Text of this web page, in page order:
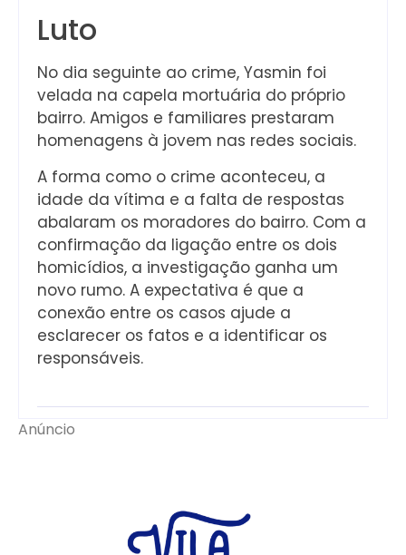
Luto
No dia seguinte ao crime, Yasmin foi
velada na capela mortuária do próprio
bairro. Amigos e familiares prestaram
homenagens à jovem nas redes sociais.
A forma como o crime aconteceu, a
idade da vítima e a falta de respostas
abalaram os moradores do bairro. Com a
confirmação da ligação entre os dois
homicídios, a investigação ganha um
novo rumo. A expectativa é que a
conexão entre os casos ajude a
esclarecer os fatos e a identificar os
responsáveis.
Anúncio